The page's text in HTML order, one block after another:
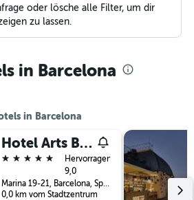
oder lösche alle Filter, um dir
zu lassen.
in Barcelona
in Barcelona
Hotel Arts Barcelona
5 Sterne
Hervorragend
9,0
Marina 19-21, Barcelona, Spanien
0,0 km vom Stadtzentrum